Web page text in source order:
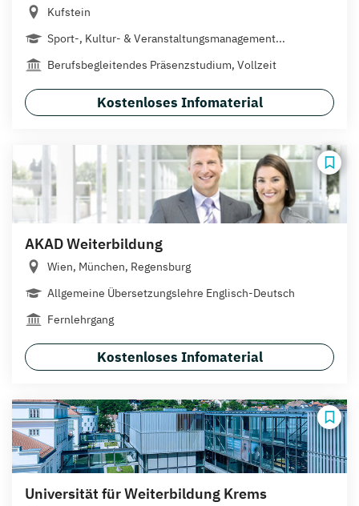
Kufstein
Sport-, Kultur- & Veranstaltungsmanagement...
Berufsbegleitendes Präsenzstudium, Vollzeit
Kostenloses Infomaterial
AKAD Weiterbildung
Wien, München, Regensburg
Allgemeine Übersetzungslehre Englisch-Deutsch
Fernlehrgang
Kostenloses Infomaterial
Universität für Weiterbildung Krems